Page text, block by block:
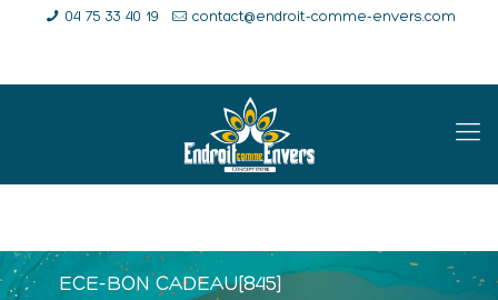
04 75 33 40 19 contact@endroit-comme-envers.com
ECE-BON CADEAU[845]